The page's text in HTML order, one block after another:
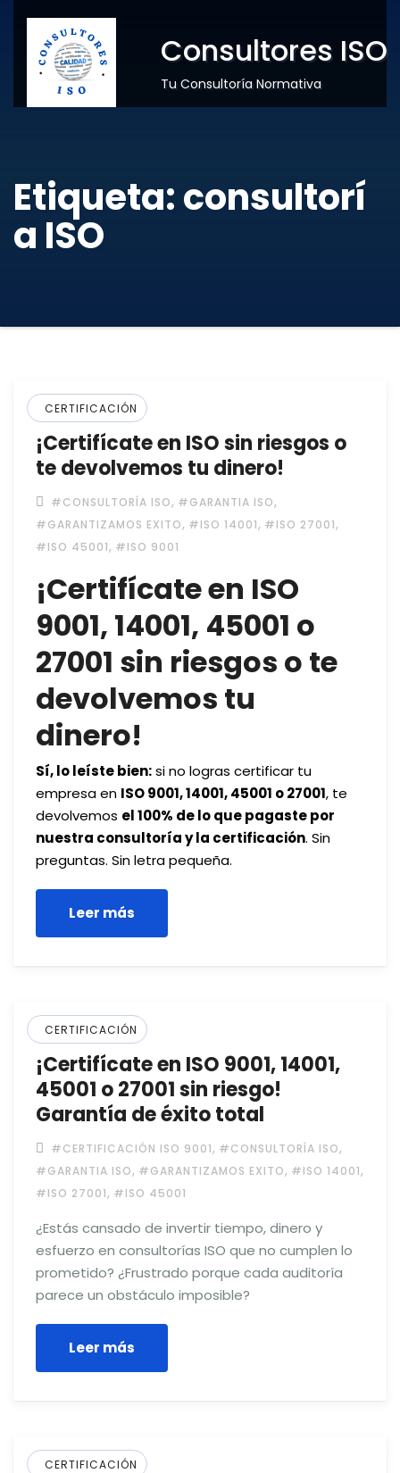
Consultores ISO
Tu Consultoría Normativa
Etiqueta:consultorí
a ISO
CERTIFICACIÓN
¡Certifícate en ISO sin riesgos o
te devolvemos tu dinero!
#CONSULTORÍA ISO, #GARANTIA ISO,
#GARANTIZAMOS EXITO, #ISO 14001, #ISO 27001,
#ISO 45001, #ISO 9001
¡Certifícate en ISO
9001, 14001, 45001 o
27001 sin riesgos o te
devolvemos tu
dinero!
Sí, lo leíste bien:si no logras certificar tu
empresa en ISO 9001, 14001, 45001 o 27001, te
devolvemos el 100% de lo que pagaste por
nuestra consultoría y la certificación. Sin
preguntas. Sin letra pequeña.
Leer más
CERTIFICACIÓN
¡Certifícate en ISO 9001, 14001,
45001 o 27001 sin riesgo!
Garantía de éxito total
#CERTIFICACIÓN ISO 9001, #CONSULTORÍA ISO,
#GARANTIA ISO, #GARANTIZAMOS EXITO, #ISO 14001,
#ISO 27001, #ISO 45001
¿Estás cansado de invertir tiempo, dinero y
esfuerzo en consultorías ISO que no cumplen lo
prometido? ¿Frustrado porque cada auditoría
parece un obstáculo imposible?
Leer más
CERTIFICACIÓN